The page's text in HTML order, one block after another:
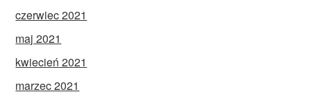
czerwiec 2021
maj 2021
kwiecień 2021
marzec 2021